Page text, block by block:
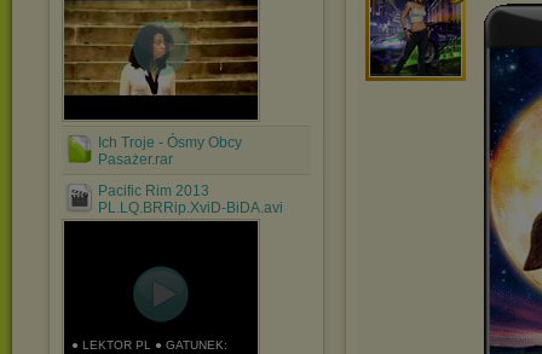
Ich Troje - Ósmy Obcy
Pasażer.rar
Pacific Rim 2013
PL.LQ.BRRip.XviD-BiDA.avi
● LEKTOR PL ● GATUNEK: